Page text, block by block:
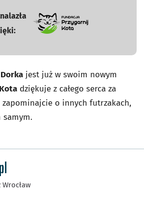
Dorka jest już w swoim nowym
dziękuje z całego serca za
zapominajcie o innych futrzakach,
Wrocław